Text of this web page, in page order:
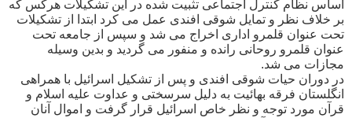
اساس نظام کنترل اجتماعی تثبیت شده در این تشکیلات هرکس که
بر خلاف نظر و تمایل شوقی افندی عمل می کرد ابتدا از تشکیلات
تحت عنوان قلمرو اداری اخراج می شد و سپس از جامعه تحت
عنوان قلمرو روحانی رانده و منفور می گردید و بدین وسیله
مجازات می شد.
در دوران حیات شوقی افندی و پس از تشکیل اسرائیل با همراهی
انگلستان فرقه بهائیت به دلیل سرسختی و عداوت علیه اسلام و
قرآن مورد توجه و نظر خاص اسرائیل قرار گرفت و اموال آنان